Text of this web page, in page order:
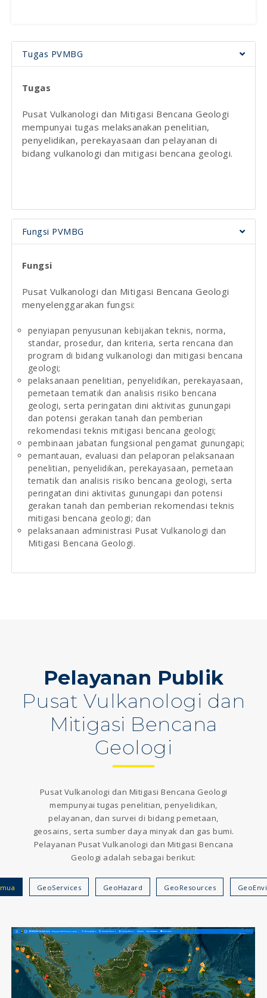
Tugas PVMBG
Tugas
Pusat Vulkanologi dan Mitigasi Bencana Geologi
mempunyai tugas melaksanakan penelitian,
penyelidikan, perekayasaan dan pelayanan di
bidang vulkanologi dan mitigasi bencana geologi.
Fungsi PVMBG
Fungsi
Pusat Vulkanologi dan Mitigasi Bencana Geologi
menyelenggarakan fungsi:
penyiapan penyusunan kebijakan teknis, norma,
standar, prosedur, dan kriteria, serta rencana dan
program di bidang vulkanologi dan mitigasi bencana
geologi;
pelaksanaan penelitian, penyelidikan, perekayasaan,
pemetaan tematik dan analisis risiko bencana
geologi, serta peringatan dini aktivitas gunungapi
dan potensi gerakan tanah dan pemberian
rekomendasi teknis mitigasi bencana geologi;
pembinaan jabatan fungsional pengamat gunungapi;
pemantauan, evaluasi dan pelaporan pelaksanaan
penelitian, penyelidikan, perekayasaan, pemetaan
tematik dan analisis risiko bencana geologi, serta
peringatan dini aktivitas gunungapi dan potensi
gerakan tanah dan pemberian rekomendasi teknis
mitigasi bencana geologi; dan
pelaksanaan administrasi Pusat Vulkanologi dan
Mitigasi Bencana Geologi.
Pelayanan Publik
Pusat Vulkanologi dan
Mitigasi Bencana
Geologi
Pusat Vulkanologi dan Mitigasi Bencana Geologi
mempunyai tugas penelitian, penyelidikan,
pelayanan, dan survei di bidang pemetaan,
geosains, serta sumber daya minyak dan gas bumi.
Pelayanan Pusat Vulkanologi dan Mitigasi Bencana
Geologi adalah sebagai berikut:
GeoServices GeoHazard GeoResources